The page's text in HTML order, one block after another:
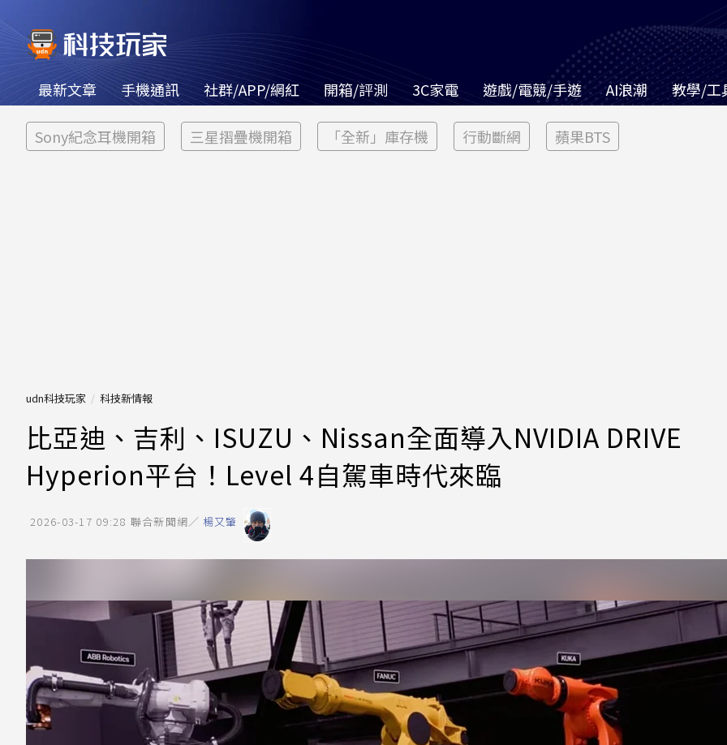
最新文章 手機通訊 社群/APP/網紅 開箱/評測 3C家電 遊戲/電競/手遊 AI浪潮 教學/工
Sony紀念耳機開箱 三星摺疊機開箱 「全新」庫存機 行動斷網 蘋果BTS
udn科技玩家 科技新情報
比亞迪、吉利、ISUZU、Nissan全面導入NVIDIA DRIVE
Hyperion平台！Level 4自駕車時代來臨
2026-03-17 09:28 聯合新聞網／ 楊又肇